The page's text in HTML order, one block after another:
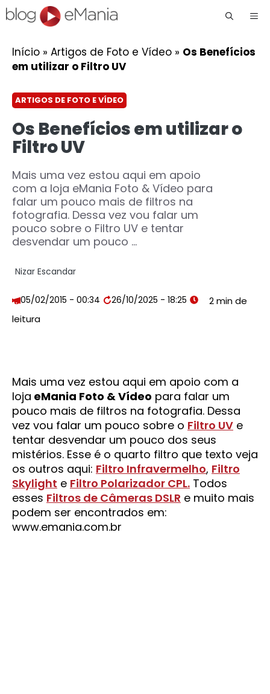
Início » Artigos de Foto e Vídeo » Os Benefícios
em utilizar o Filtro UV
ARTIGOS DE FOTO E VÍDEO
Os Benefícios em utilizar o
Filtro UV
Mais uma vez estou aqui em apoio
com a loja eMania Foto & Vídeo para
falar um pouco mais de filtros na
fotografia. Dessa vez vou falar um
pouco sobre o Filtro UV e tentar
desvendar um pouco ...
Nizar Escandar
05/02/2015 - 00:34 26/10/2025 - 18:25
Mais uma vez estou aqui em apoio com a
loja eMania Foto & Vídeo para falar um
pouco mais de filtros na fotografia. Dessa
vez vou falar um pouco sobre o Filtro UV e
tentar desvendar um pouco dos seus
mistérios. Esse é o quarto filtro que texto veja
os outros aqui: Filtro Infravermelho, Filtro
Skylight e Filtro Polarizador CPL. Todos
esses Filtros de Câmeras DSLR e muito mais
podem ser encontrados em:
www.emania.com.br